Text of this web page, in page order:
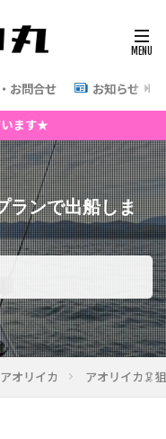
お問合せ お知らせ
ランで出船しま
アオリイカ アオリイカ🦑